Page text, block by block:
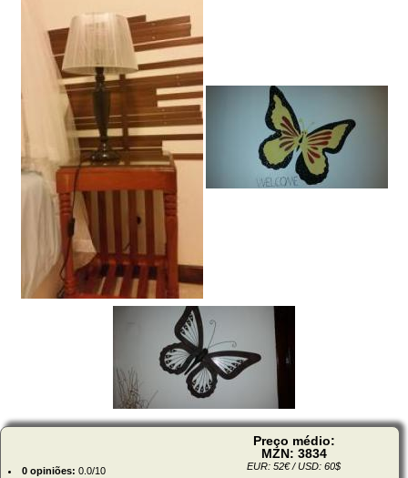
0 opiniões: 0.0/10
Preço médio:
MZN: 3834
EUR: 52€ / USD: 60$